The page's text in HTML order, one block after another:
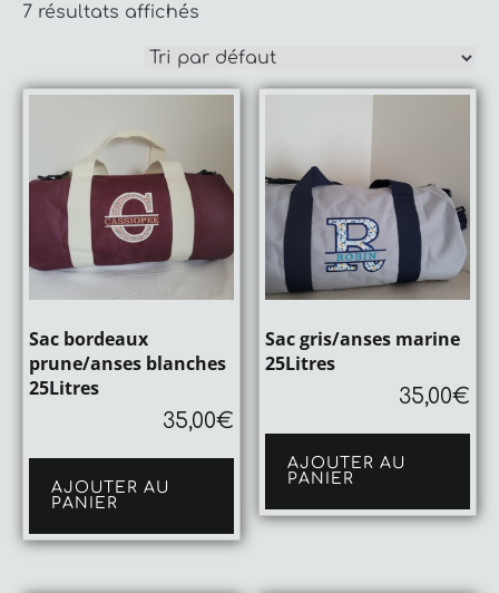
7 résultats affichés
Sac bordeaux
prune/anses blanches
25Litres
35,00€
AJOUTER AU
PANIER
Sac gris/anses marine
25Litres
35,00€
AJOUTER AU
PANIER